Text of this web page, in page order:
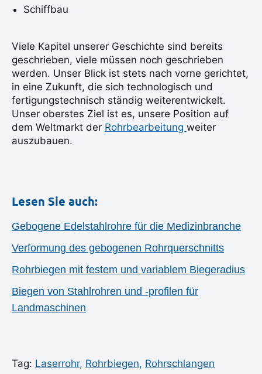
Schiffbau
Viele Kapitel unserer Geschichte sind bereits
geschrieben, viele müssen noch geschrieben
werden. Unser Blick ist stets nach vorne gerichtet,
in eine Zukunft, die sich technologisch und
fertigungstechnisch ständig weiterentwickelt.
Unser oberstes Ziel ist es, unsere Position auf
dem Weltmarkt der Rohrbearbeitung weiter
auszubauen.
Lesen Sie auch:
Gebogene Edelstahlrohre für die Medizinbranche
Verformung des gebogenen Rohrquerschnitts
Rohrbiegen mit festem und variablem Biegeradius
Biegen von Stahlrohren und -profilen für
Landmaschinen
Tag: Laserrohr, Rohrbiegen, Rohrschlangen